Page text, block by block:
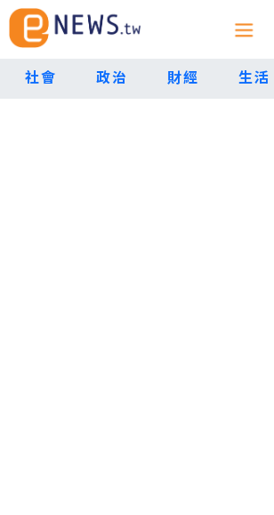
社會 政治 財經 生活